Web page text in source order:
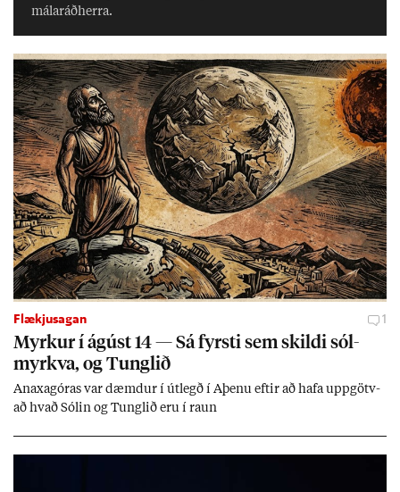
mála­ráð­herra.
Flækjusagan 1
Myrk­ur í ág­úst 14 — Sá fyrsti sem skildi sól­
myrkva, og Tungl­ið
An­axagór­as var dæmd­ur í út­legð í Aþenu eft­ir að hafa upp­götv­
að hvað Sól­in og Tungl­ið eru í raun